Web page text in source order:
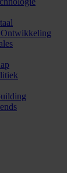
Ontwikkeling